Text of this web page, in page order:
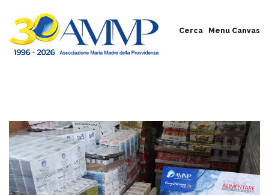
Cerca Menu Canvas